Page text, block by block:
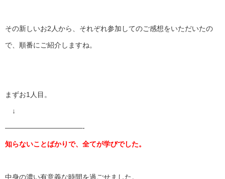
その新しいお2人から、 それぞれ参加してのご感想をいただいたの
で、 順番にご紹介しますね。
まずお1人目。
↓
———————————-
知らないことばかりで、全てが学びでした。
中身の濃い有意義な時間を過ごせました。